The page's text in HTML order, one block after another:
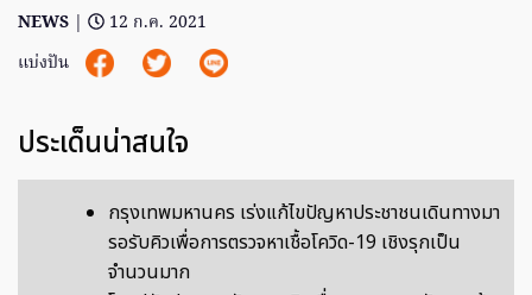
NEWS |
12 ก.ค. 2021
แบ่งปัน
ประเด็นน่าสนใจ
กรุงเทพมหานคร เร่งแก้ไขปัญหาประชาชนเดินทางมา
รอรับคิวเพื่อการตรวจหาเชื้อโควิด-19 เชิงรุกเป็น
จำนวนมาก